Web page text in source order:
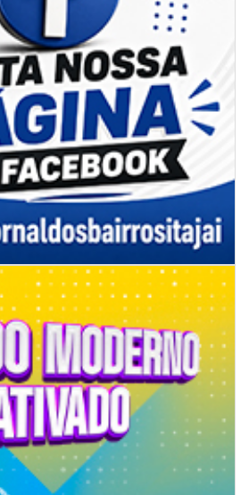
oficinas culturais com diversas